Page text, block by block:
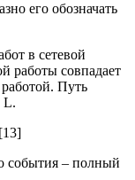
его обозначать
в сетевой
работы совпадает
Путь
L.
события – полный